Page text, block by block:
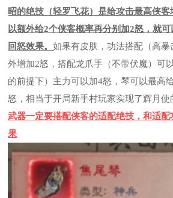
昭的绝技（轻罗飞花）是给攻击最高侠
以额外给2个侠客概率再分别加2怒，就
回怒效果。如果有皮肤，功法搭配（高
外增加2怒，搭配龙爪手（不带伏魔）可
的前提下）主力可以加4怒，琴可以最高
怒，相当于开局新手村玩家实现了辉月使
武器一定要搭配侠客的适配绝技，和适
果